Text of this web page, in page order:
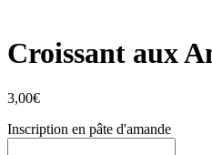
Croissant aux
3,00€
Inscription en pâte d'amande